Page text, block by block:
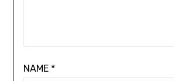
NAME *